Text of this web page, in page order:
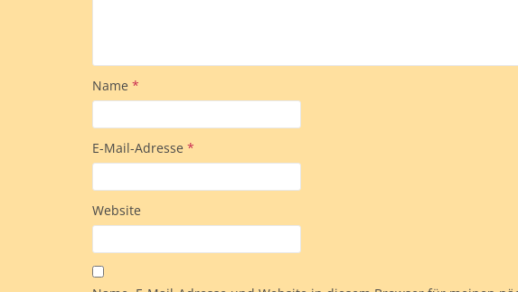
Name *
E-Mail-Adresse *
Website